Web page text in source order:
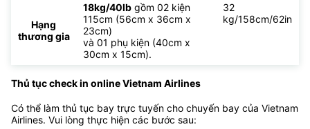
Hạng
thương gia
18kg/40lb gồm 02 kiện
115cm (56cm x 36cm x
23cm)
và 01 phụ kiện (40cm x
30cm x 15cm).
32
kg/158cm/62in
Thủ tục check in online Vietnam Airlines
Có thể làm thủ tục bay trực tuyến cho chuyến bay của Vietnam
Airlines. Vui lòng thực hiện các bước sau: